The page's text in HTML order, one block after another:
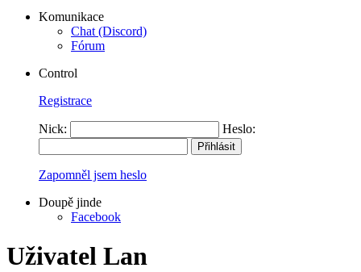
Komunikace
Chat (Discord)
Fórum
Control
Registrace
Nick: Heslo:
Zapomněl jsem heslo
Doupě jinde
Facebook
Uživatel Lan